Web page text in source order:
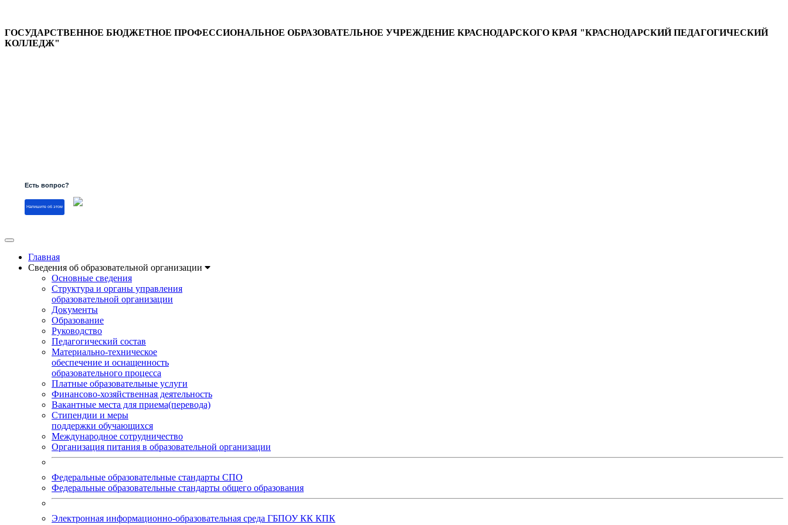
ГОСУДАРСТВЕННОЕ БЮДЖЕТНОЕ ПРОФЕССИОНАЛЬНОЕ ОБРАЗОВАТЕЛЬНОЕ УЧРЕЖДЕНИЕ КРАСНОДАРСКОГО КРАЯ "КРАСНОДАРСКИЙ ПЕДАГОГИЧЕСКИЙ
КОЛЛЕДЖ"
Есть вопрос?
Напишите об этом
Главная
Сведения об образовательной организации
Основные сведения
Структура и органы управления
образовательной организации
Документы
Образование
Руководство
Педагогический состав
Материально-техническое
обеспечение и оснащенность
образовательного процесса
Платные образовательные услуги
Финансово-хозяйственная деятельность
Вакантные места для приема(перевода)
Стипендии и меры
поддержки обучающихся
Международное сотрудничество
Организация питания в образовательной организации
Федеральные образовательные стандарты СПО
Федеральные образовательные стандарты общего образования
Электронная информационно-образовательная среда ГБПОУ КК КПК